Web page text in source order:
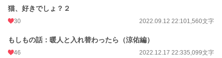
猫、好きでしょ？２
30 2022.09.12 22:101,560文字
もしもの話：暖人と入れ替わったら（涼佑編）
46 2022.12.17 22:335,099文字